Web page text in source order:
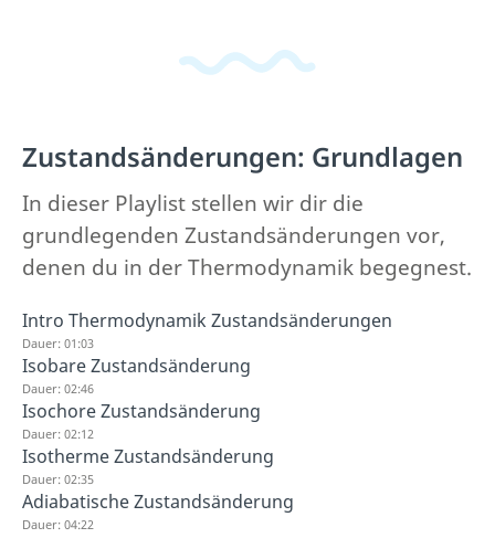
Zustandsänderungen: Grundlagen
In dieser Playlist stellen wir dir die
grundlegenden Zustandsänderungen vor,
denen du in der Thermodynamik begegnest.
Intro Thermodynamik Zustandsänderungen
Dauer: 01:03
Isobare Zustandsänderung
Dauer: 02:46
Isochore Zustandsänderung
Dauer: 02:12
Isotherme Zustandsänderung
Dauer: 02:35
Adiabatische Zustandsänderung
Dauer: 04:22